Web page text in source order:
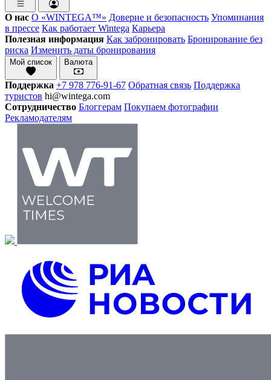
О нас О «WINTEGA™» Доверие и безопасность Упоминания
в прессе Как работает Wintega Карьера
Полезная информация Как забронировать Бронирование без
риска Изменить даты бронирования
Мой список Валюта
Поддержка +7 978 776-91-67 Обратная связь Поддержка
туристов hi@wintega.com
Сотрудничество Блоггерам Покупаем фотографии
Рекламодателям